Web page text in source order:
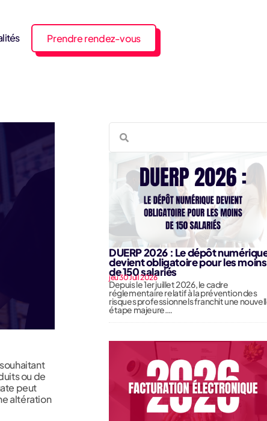
Prendre rendez-vous
ou de
peut
altération
DUERP 2026 : Le dépôt
devient obligatoire pour les moins
de 150 salariés
jeu 30 Juil 2026
Depuis le 1er juillet 2026, le cadre
réglementaire relatif à la prévention des
risques professionnels franchit une
étape majeure.…